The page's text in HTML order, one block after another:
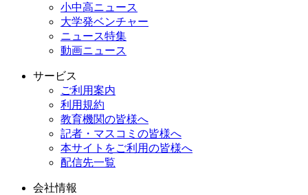
小中高ニュース
大学発ベンチャー
ニュース特集
動画ニュース
サービス
ご利用案内
利用規約
教育機関の皆様へ
記者・マスコミの皆様へ
本サイトをご利用の皆様へ
配信先一覧
会社情報